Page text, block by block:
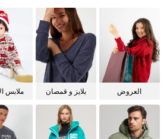
العروض
بلايز و قمصان
ملابس